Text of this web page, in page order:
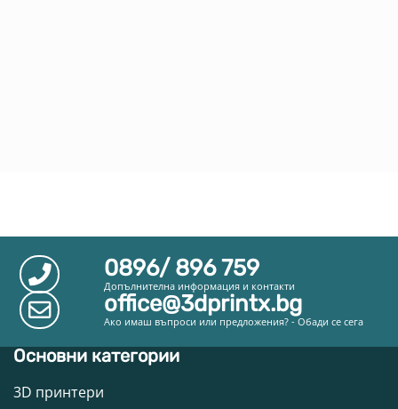
0896/ 896 759
Допълнителна информация и контакти
office@3dprintx.bg
Ако имаш въпроси или предложения? - Обади се сега
Основни категории
3D принтери